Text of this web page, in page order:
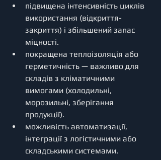
підвищена інтенсивність циклів
використання (відкриття-
закриття) і збільшений запас
міцності.
покращена теплоізоляція або
герметичність — важливо для
складів з кліматичними
вимогами (холодильні,
морозильні, зберігання
продукції).
можливість автоматизації,
інтеграції з логістичними або
складськими системами.